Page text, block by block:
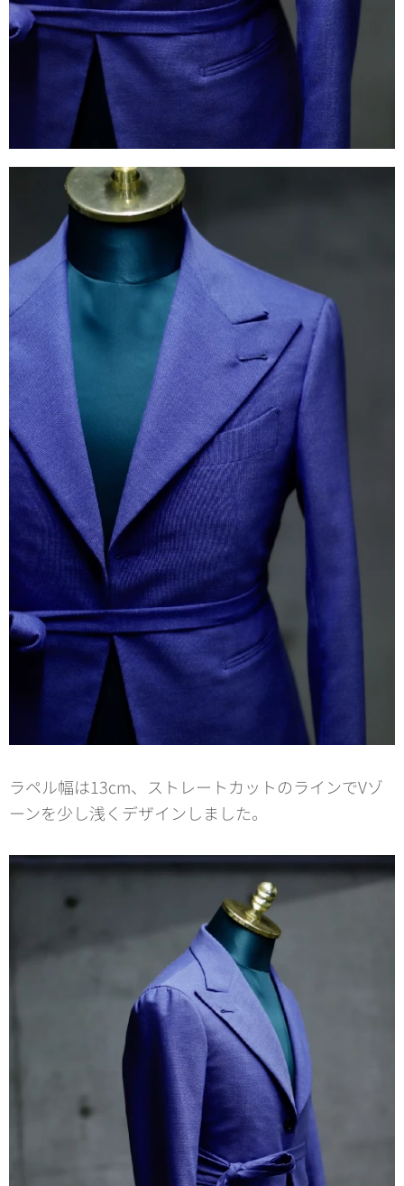
ラペル幅は13cm、ストレートカットのラインでVゾ
ーンを少し浅くデザインしました。